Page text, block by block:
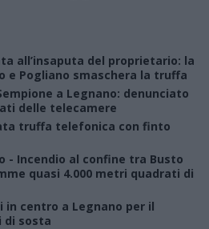
all’insaputa del proprietario: la
e Pogliano smaschera la truffa
a Legnano: denunciato
delle telecamere
truffa telefonica con finto
- Incendio al confine tra Busto
quasi 4.000 metri quadrati di
in centro a Legnano per il
di sosta